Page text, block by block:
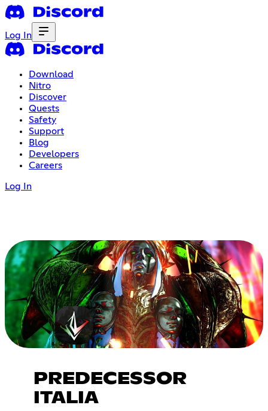
Log In
Download
Nitro
Discover
Quests
Safety
Support
Blog
Developers
Careers
Log In
PREDECESSOR
ITALIA